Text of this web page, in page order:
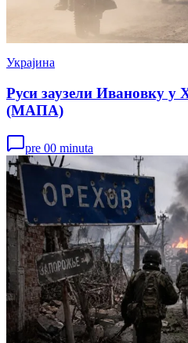
Украјина
Руси заузели Ивановку у
(МАПА)
pre 00 minuta